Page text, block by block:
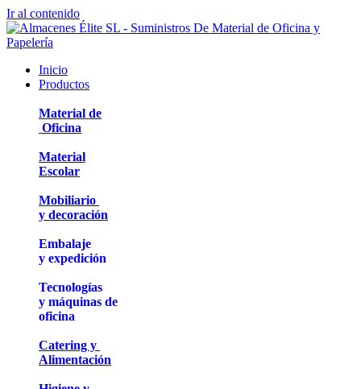
Ir al contenido
Inicio
Productos
Material de
Oficina
Material
Escolar
Mobiliario
y decoración
Embalaje
y expedición
Tecnologías
y máquinas de
oficina
Catering y
Alimentación